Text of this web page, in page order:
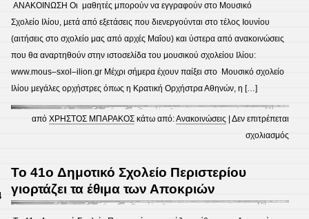
ΑΝΑΚΟΙΝΩΣΗ Οι μαθητές μπορούν να εγγραφούν στο Μουσικό
Σχολείο Ιλίου, μετά από εξετάσεις που διενεργούνται στο τέλος Ιουνίου
(αιτήσεις στο σχολείο μας από αρχές Μαΐου) και ύστερα από ανακοινώσεις
που θα αναρτηθούν στην ιστοσελίδα του μουσικού σχολείου Ιλίου:
www.mous–sxol–ilion.gr Μέχρι σήμερα έχουν παίξει στο Μουσικό σχολείο
Ιλίου μεγάλες ορχήστρες όπως η Κρατική Ορχήστρα Αθηνών, η […]
απόΧΡΗΣΤΟΣ ΜΠΑΡΑΚΟΣ κάτω από:Ανακοινώσεις |Δεν επιτρέπεται
σχολιασμός
To 41o Δημοτικό Σχολείο Περιστερίου
γιορτάζει τα έθιμα των Αποκριών